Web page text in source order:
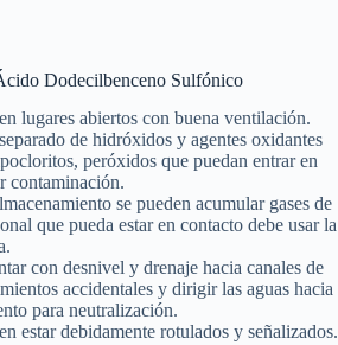
Dodecilbenceno Sulfónico
lugares abiertos con buena ventilación.
de hidróxidos y agentes oxidantes
peróxidos que puedan entrar en
contaminación.
se pueden acumular gases de
que pueda estar en contacto debe usar la
con desnivel y drenaje hacia canales de
accidentales y dirigir las aguas hacia
para neutralización.
estar debidamente rotulados y señalizados.